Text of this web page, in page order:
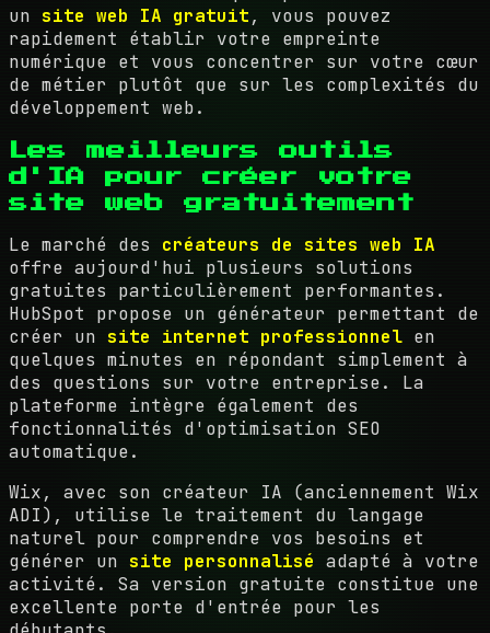
un site web IA gratuit, vous pouvez
rapidement établir votre empreinte
numérique et vous concentrer sur votre cœur
de métier plutôt que sur les complexités du
développement web.
Les meilleurs outils
d'IA pour créer votre
site web gratuitement
Le marché des créateurs de sites web IA
offre aujourd'hui plusieurs solutions
gratuites particulièrement performantes.
HubSpot propose un générateur permettant de
créer un site internet professionnel en
quelques minutes en répondant simplement à
des questions sur votre entreprise. La
plateforme intègre également des
fonctionnalités d'optimisation SEO
automatique.
Wix, avec son créateur IA (anciennement Wix
ADI), utilise le traitement du langage
naturel pour comprendre vos besoins et
générer un site personnalisé adapté à votre
activité. Sa version gratuite constitue une
excellente porte d'entrée pour les